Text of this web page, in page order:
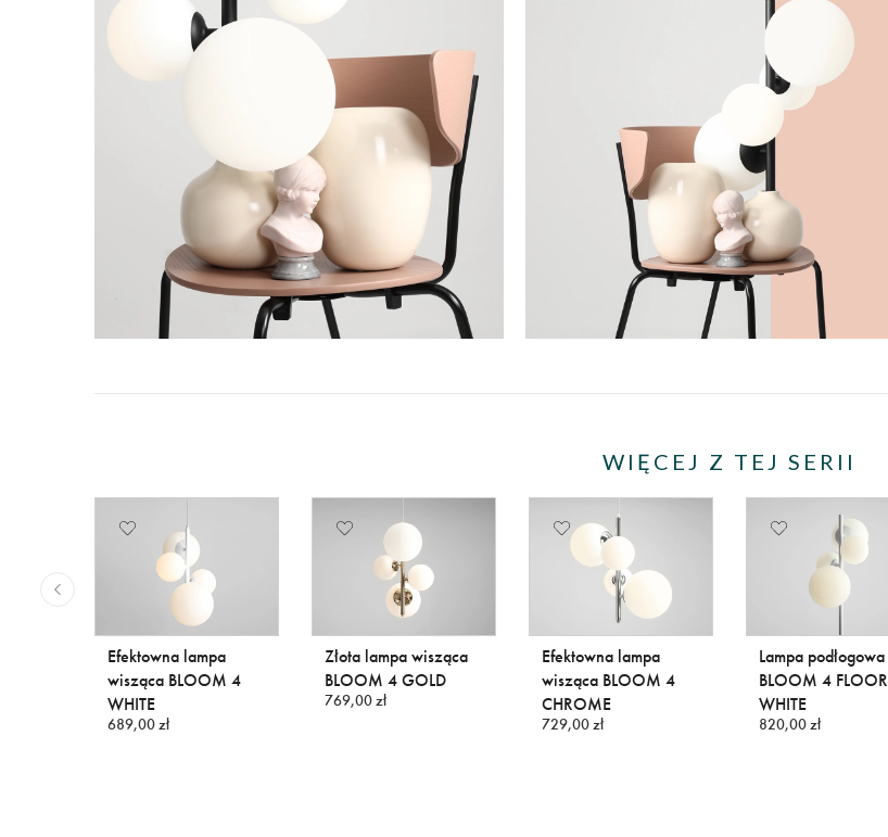
WIĘCEJ Z TEJ SERII
Efektowna lampa
wisząca BLOOM 4
WHITE
689,00 zł
Złota lampa wisząca
BLOOM 4 GOLD
769,00 zł
Efektowna lampa
wisząca BLOOM 4
CHROME
729,00 zł
Lampa podłogowa
BLOOM 4 FLOOR
WHITE
820,00 zł